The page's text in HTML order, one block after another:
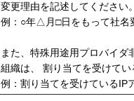
変更理由を記述してください。
例：○年△月□日をもって社名
また、特殊用途用プロバイダ
組織は、 割り当てを受けてい
例：割り当てを受けているIP